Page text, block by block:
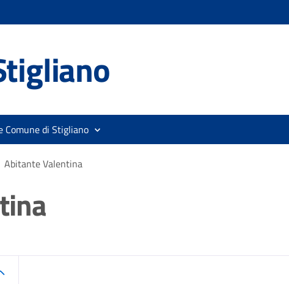
Comune di Stigliano
Abitante Valentina